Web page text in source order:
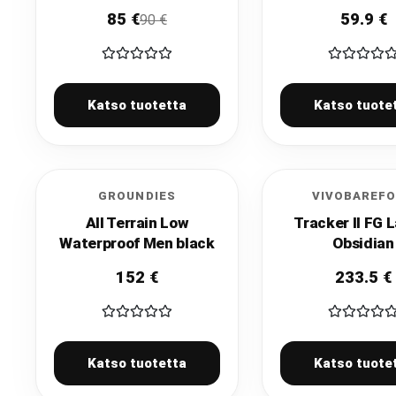
85 €90€
Katso tuotetta
59.9 €
Katso
GROUNDIES
All Terrain Low
Waterproof Men black
152 €
Katso tuotetta
Tracker II FG
Obsidian
233.5 €
Katso